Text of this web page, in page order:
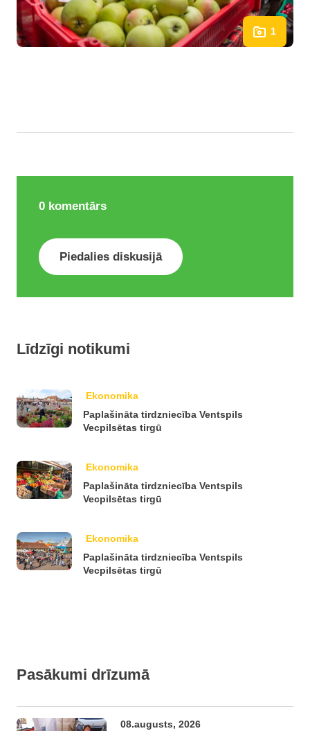
1
0 komentārs
Piedalies diskusijā
Līdzīgi notikumi
Ekonomika
Paplašināta tirdzniecība Ventspils
Vecpilsētas tirgū
Ekonomika
Paplašināta tirdzniecība Ventspils
Vecpilsētas tirgū
Ekonomika
Paplašināta tirdzniecība Ventspils
Vecpilsētas tirgū
Pasākumi drīzumā
08.augusts, 2026